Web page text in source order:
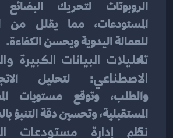
للعمالة اليدوية ويحسن الكفاءة.
الاصطناعي
المستقبلية، وتحسين دقة التنبؤ